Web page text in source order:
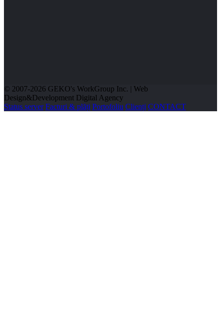
© 2007-2026 GEKO's WorkGroup Inc. | Web
Design&Development Digital Agency
Status server Facturi & plăți Portofoliu Clienți CONTACT